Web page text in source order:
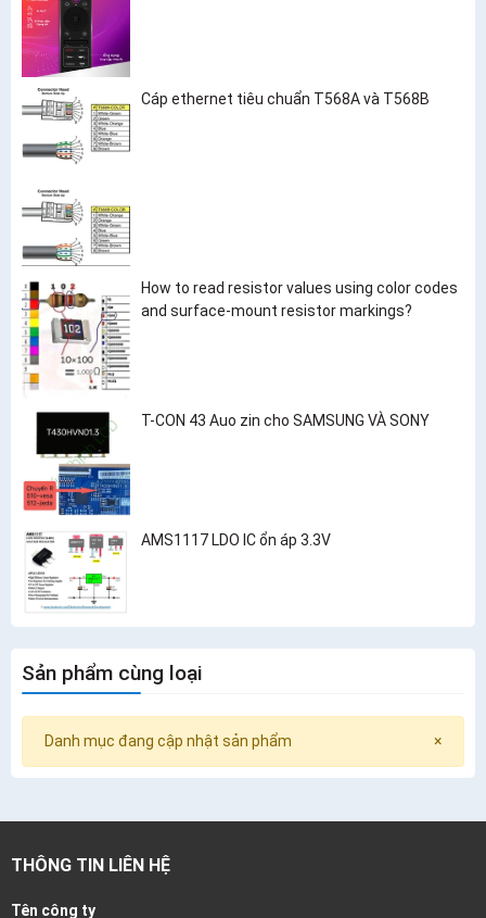
Cáp ethernet tiêu chuẩn T568A và T568B
How to read resistor values using color codes
and surface-mount resistor markings?
T-CON 43 Auo zin cho SAMSUNG VÀ SONY
AMS1117 LDO IC ổn áp 3.3V
Sản phẩm cùng loại
×
Danh mục đang cập nhật sản phẩm
THÔNG TIN LIÊN HỆ
Tên công ty